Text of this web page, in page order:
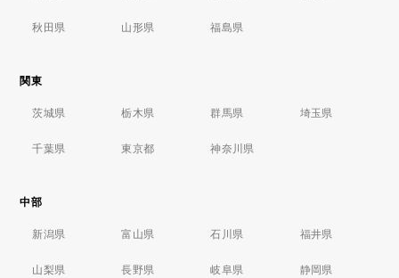
秋田県 山形県 福島県
関東
茨城県 栃木県 群馬県 埼玉県
千葉県 東京都 神奈川県
中部
新潟県 富山県 石川県 福井県
山梨県 長野県 岐阜県 静岡県